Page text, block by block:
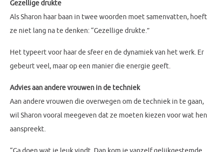
Gezellige drukte
Als Sharon haar baan in twee woorden moet samenvatten, hoeft
ze niet lang na te denken: “Gezellige drukte.”
Het typeert voor haar de sfeer en de dynamiek van het werk. Er
gebeurt veel, maar op een manier die energie geeft.
Advies aan andere vrouwen in de techniek
Aan andere vrouwen die overwegen om de techniek in te gaan,
wil Sharon vooral meegeven dat ze moeten kiezen voor wat hen
aanspreekt.